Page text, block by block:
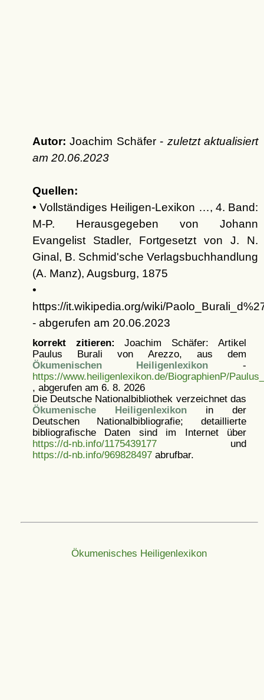
Autor: Joachim Schäfer - zuletzt aktualisiert
am 20.06.2023
Quellen:
• Vollständiges Heiligen-Lexikon …, 4. Band:
M-P. Herausgegeben von Johann
Evangelist Stadler, Fortgesetzt von J. N.
Ginal, B. Schmid'sche Verlagsbuchhandlung
(A. Manz), Augsburg, 1875
•
https://it.wikipedia.org/wiki/
- abgerufen am 20.06.2023
korrekt zitieren: Joachim Schäfer: Artikel
Paulus Burali von Arezzo, aus dem
Ökumenischen Heiligenlexikon -
https://www.heiligenlexikon.de/BiographienP/
, abgerufen am 6. 8. 2026
Die Deutsche Nationalbibliothek verzeichnet das
Ökumenische Heiligenlexikonin der
Deutschen Nationalbibliografie; detaillierte
bibliografische Daten sind im Internet über
https://d-nb.info/1175439177und
https://d-nb.info/969828497abrufbar.
Ökumenisches Heiligenlexikon